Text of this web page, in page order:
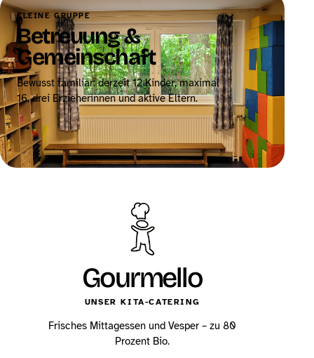
KLEINE GRUPPE
Betreuung &
Gemeinschaft
Bewusst familiär: derzeit 12 Kinder, maximal
16, drei Erzieherinnen und aktive Eltern.
→
Gourmello
UNSER KITA-CATERING
Frisches Mittagessen und Vesper – zu 80
Prozent Bio.